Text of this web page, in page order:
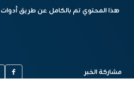
هذا المحتوي تم بالكامل عن طريق أدوات
مشاركة الخبر